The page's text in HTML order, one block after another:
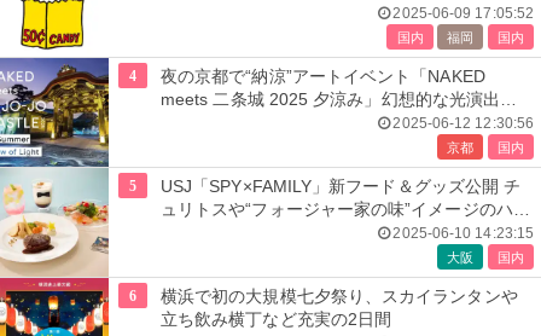
2025-06-09 17:05:52
国内 福岡 国内
4
夜の京都で“納涼”アートイベント「NAKED
meets 二条城 2025 夕涼み」幻想的な光演出や
2025-06-12 12:30:56
京都 国内
5
USJ「SPY×FAMILY」新フード＆グッズ公開 チ
ュリトスや“フォージャー家の味”イメージのハン
2025-06-10 14:23:15
大阪 国内
6
横浜で初の大規模七夕祭り、スカイランタンや
立ち飲み横丁など充実の2日間